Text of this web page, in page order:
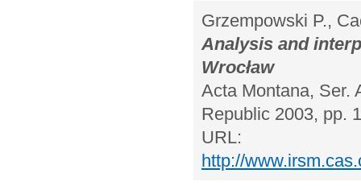
Grzempowski P.,
Analysis and
Wrocław
Acta Montana, Ser.
Republic 2003, pp.
URL:
http://